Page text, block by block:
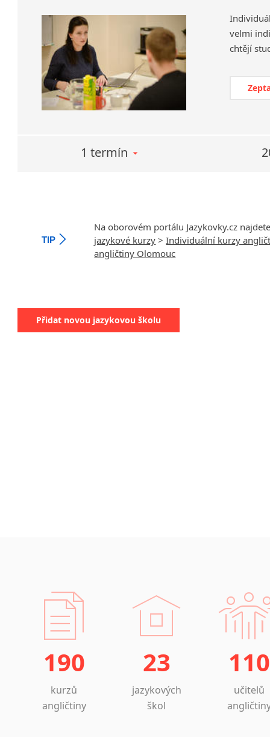
velmi
1 termín
TIP
Na oborovém portálu Jazykovky.cz
jazykové kurzy >Individuální kurzy
angličtiny Olomouc
Přidat novou jazykovou školu
190
kurzů
angličtiny
23
jazykových
škol
110
učitelů